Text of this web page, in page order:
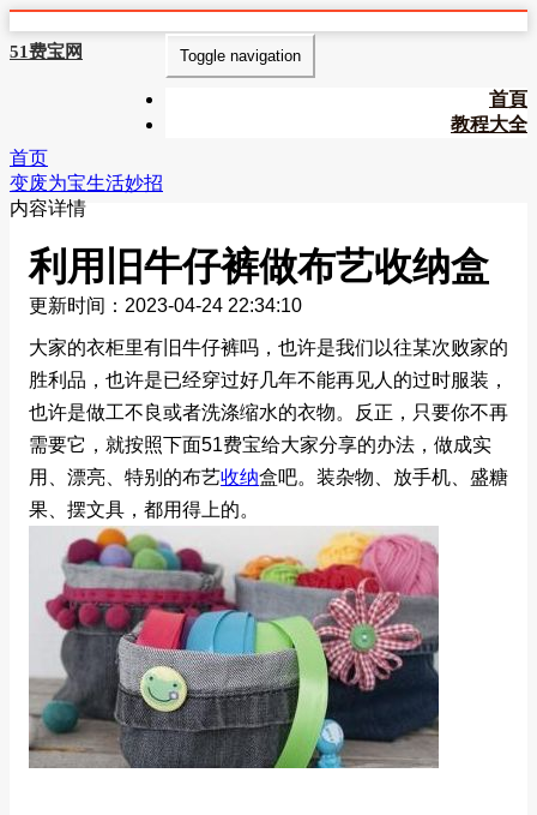
51费宝网 Toggle navigation
首頁
教程大全
首页
变废为宝生活妙招
内容详情
利用旧牛仔裤做布艺收纳盒
更新时间：2023-04-24 22:34:10
大家的衣柜里有旧牛仔裤吗，也许是我们以往某次败家的
胜利品，也许是已经穿过好几年不能再见人的过时服装，
也许是做工不良或者洗涤缩水的衣物。反正，只要你不再
需要它，就按照下面51费宝给大家分享的办法，做成实
用、漂亮、特别的布艺收纳盒吧。装杂物、放手机、盛糖
果、摆文具，都用得上的。